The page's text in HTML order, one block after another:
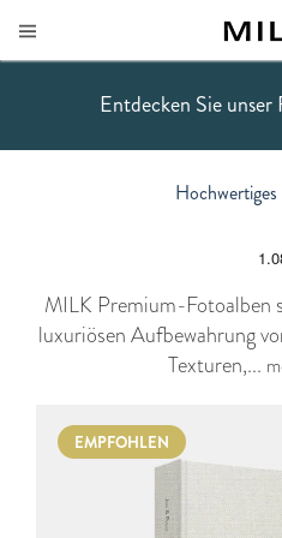
Entdecken Sie unser
MILK Premium-Fotoalben
luxuriösen Aufbewahrung
Texturen,...
EMPFOHLEN